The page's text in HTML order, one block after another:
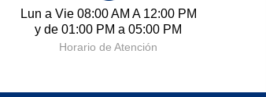
Cra 11 No. 102-50 Bogotá D.C.,
Colombia
Dirección